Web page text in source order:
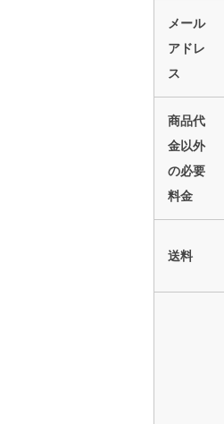
メール
アドレ
ス
商品代
金以外
の必要
料金
送料